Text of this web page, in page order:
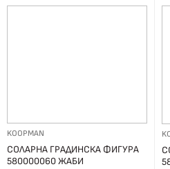
KOOPMAN
СОЛАРНА ГРАДИНСКА ФИГУРА
580000060 ЖАБИ